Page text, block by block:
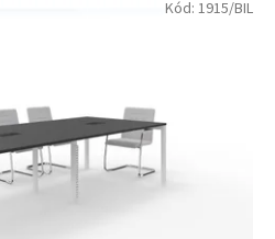
Kód: 1915/BIL